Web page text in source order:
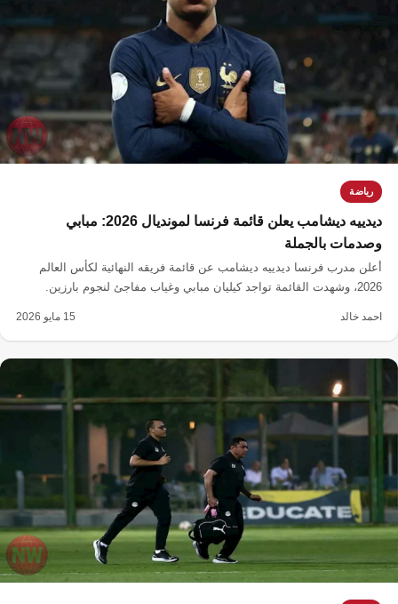
رياضة
ديدييه ديشامب يعلن قائمة فرنسا لمونديال 2026: مبابي
وصدمات بالجملة
أعلن مدرب فرنسا ديدييه ديشامب عن قائمة فريقه النهائية لكأس العالم
2026، وشهدت القائمة تواجد كيليان مبابي وغياب مفاجئ لنجوم بارزين.
احمد خالد 15 مايو 2026